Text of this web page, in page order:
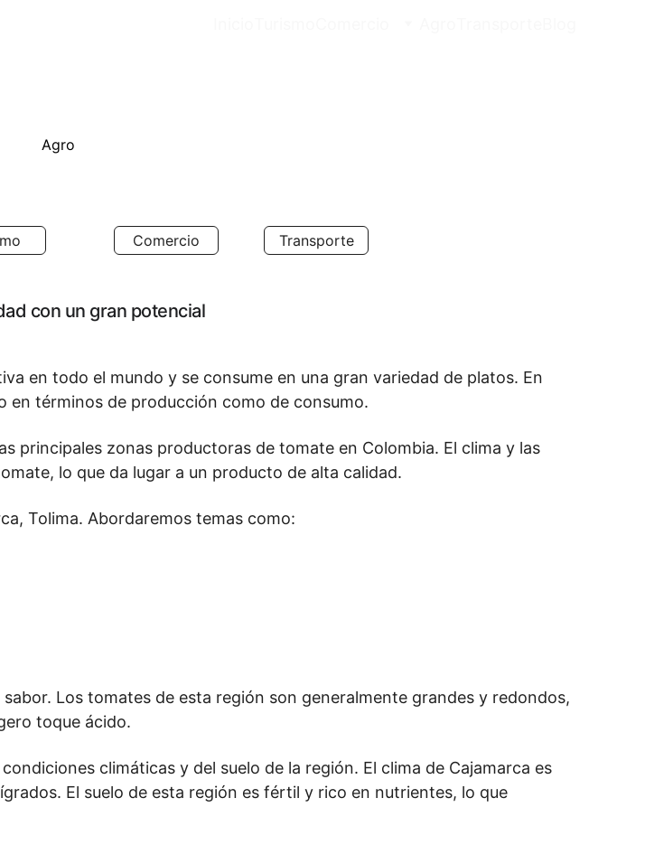
Agro
Comercio Transporte
con un gran potencial
en todo el mundo y se consume en una gran variedad de platos. En
en términos de producción como de consumo.
principales zonas productoras de tomate en Colombia. El clima y las
lo que da lugar a un producto de alta calidad.
Tolima. Abordaremos temas como:
Los tomates de esta región son generalmente grandes y redondos,
toque ácido.
climáticas y del suelo de la región. El clima de Cajamarca es
El suelo de esta región es fértil y rico en nutrientes, lo que